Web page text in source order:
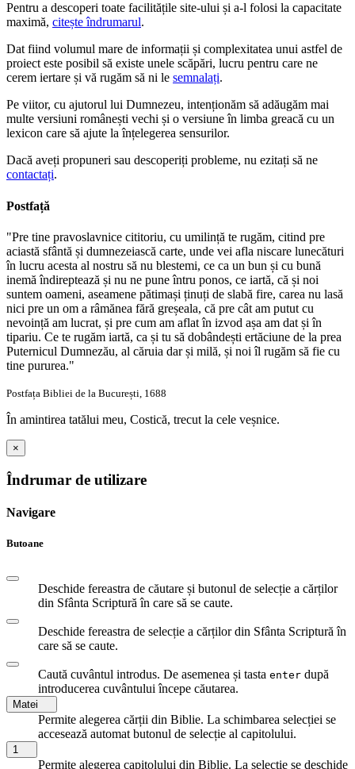
Pentru a descoperi toate facilitățile site-ului și a-l folosi la capacitate
maximă, citește îndrumarul.
Dat fiind volumul mare de informații și complexitatea unui astfel de
proiect este posibil să existe unele scăpări, lucru pentru care ne
cerem iertare și vă rugăm să ni le semnalați.
Pe viitor, cu ajutorul lui Dumnezeu, intenționăm să adăugăm mai
multe versiuni românești vechi și o versiune în limba greacă cu un
lexicon care să ajute la înțelegerea sensurilor.
Dacă aveți propuneri sau descoperiți probleme, nu ezitați să ne
contactați.
Postfață
"Pre tine pravoslavnice cititoriu, cu umilință te rugăm, citind pre
aciastă sfântă și dumnezeiască carte, unde vei afla niscare lunecături
în lucru acesta al nostru să nu blestemi, ce ca un bun și cu bună
inemă îndireptează și nu ne pune întru ponos, ce iartă, că și noi
suntem oameni, aseamene pătimași ținuți de slabă fire, carea nu lasă
nici pre un om a râmănea fără greșeala, că pre cât am putut cu
nevoință am lucrat, și pre cum am aflat în izvod așa am dat și în
tipariu. Ce te rugăm iartă, ca și tu să dobândești ertăciune de la prea
Puternicul Dumnezău, al căruia dar și milă, și noi îl rugăm să fie cu
tine pururea."
Postfața Bibliei de la București, 1688
În amintirea tatălui meu, Costică, trecut la cele veșnice.
×
Îndrumar de utilizare
Navigare
Butoane
Deschide fereastra de căutare și butonul de selecție a cărților
din Sfânta Scriptură în care să se caute.
Deschide fereastra de selecție a cărților din Sfânta Scriptură în
care să se caute.
Caută cuvântul introdus. De asemenea și tasta enter după
introducerea cuvântului începe căutarea.
Matei
Permite alegerea cărții din Biblie. La schimbarea selecției se
accesează automat butonul de selecție al capitolului.
1
Permite alegerea capitolului din Biblie. La selecție se deschide